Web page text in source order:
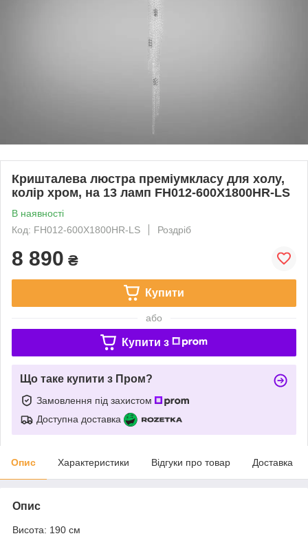
Кришталева люстра преміумкласу для холу,
колір хром, на 13 ламп FH012-600X1800HR-LS
В наявності
Код: FH012-600X1800HR-LS
Роздріб
8 890 ₴
Купити
або
Купити з
Що таке купити з Пром?
Замовлення під захистом
Доступна доставка
Опис Характеристики Відгуки про товар Доставка
Опис
Висота: 190 см